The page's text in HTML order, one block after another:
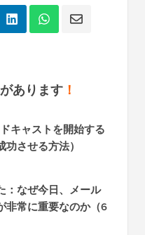
あります ！
キャストを開始する
させる方法）
：なぜ今日、メール
非常に重要なのか（6